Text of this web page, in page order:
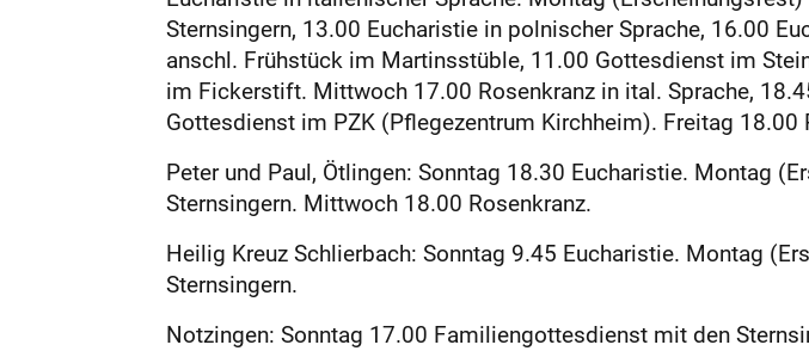
Sternsingern, 13.00 Eucharistie in polnischer Sprache, 16.00
anschl. Frühstück im Martinsstüble, 11.00 Gottesdienst im
im Fickerstift. Mittwoch 17.00 Rosenkranz in ital. Sprache,
Gottesdienst im PZK (Pflegezentrum Kirchheim). Freitag 18.00
Peter und Paul, Ötlingen: Sonntag 18.30 Eucharistie. Montag
Sternsingern. Mittwoch 18.00 Rosenkranz.
Heilig Kreuz Schlierbach: Sonntag 9.45 Eucharistie. Montag
Sternsingern.
Notzingen: Sonntag 17.00 Familiengottesdienst mit den